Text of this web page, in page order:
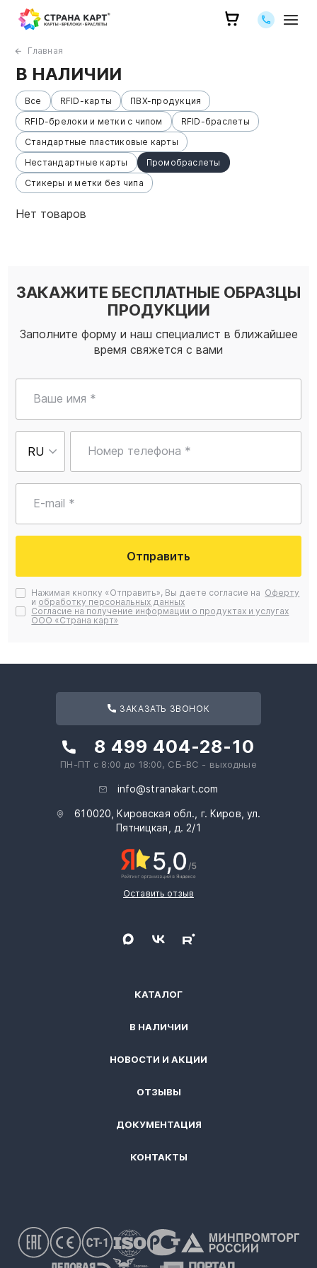
Позвоните
Главная
В НАЛИЧИИ
Все RFID-карты
ПВХ-продукция
RFID-брелоки и метки с чипом
RFID-браслеты
Стандартные пластиковые карты
Нестандартные карты
Промобраслеты
Стикеры и метки без чипа
Нет товаров
ЗАКАЖИТЕ БЕСПЛАТНЫЕ ОБРАЗЦЫ
ПРОДУКЦИИ
Заполните форму и наш специалист в ближайшее
время свяжется с вами
Ваше имя *
Номер телефона *
E-mail *
Отправить
Нажимая кнопку «Отправить», Вы даете согласие на Оферту
и обработку персональных данных
Согласие на получение информации о продуктах и услугах
ООО «Страна карт»
КАТАЛОГ
В НАЛИЧИИ
НОВОСТИ И АКЦИИ
ОТЗЫВЫ
ДОКУМЕНТАЦИЯ
КОНТАКТЫ
ЗАКАЗАТЬ ЗВОНОК
8 499 404-28-10
ПН-ПТ с 8:00 до 18:00, СБ-ВС - выходные
info@stranakart.com
610020, Кировская обл., г. Киров, ул.
Пятницкая, д. 2/1
Оставить отзыв